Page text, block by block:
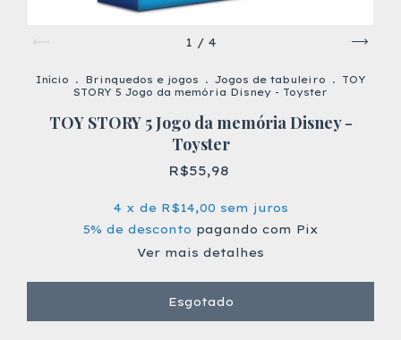
1 / 4
Início . Brinquedos e jogos . Jogos de tabuleiro .
TOY
STORY 5 Jogo da memória Disney - Toyster
TOY STORY 5 Jogo da memória Disney -
Toyster
R$55,98
4 x de R$14,00 sem juros
5% de desconto pagando com Pix
Ver mais detalhes